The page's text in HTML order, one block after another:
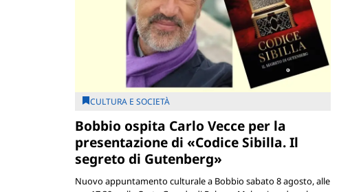
CULTURA E SOCIETÀ
Bobbio ospita Carlo Vecce per la
presentazione di «Codice Sibilla. Il
segreto di Gutenberg»
Nuovo appuntamento culturale a Bobbio sabato 8 agosto, alle